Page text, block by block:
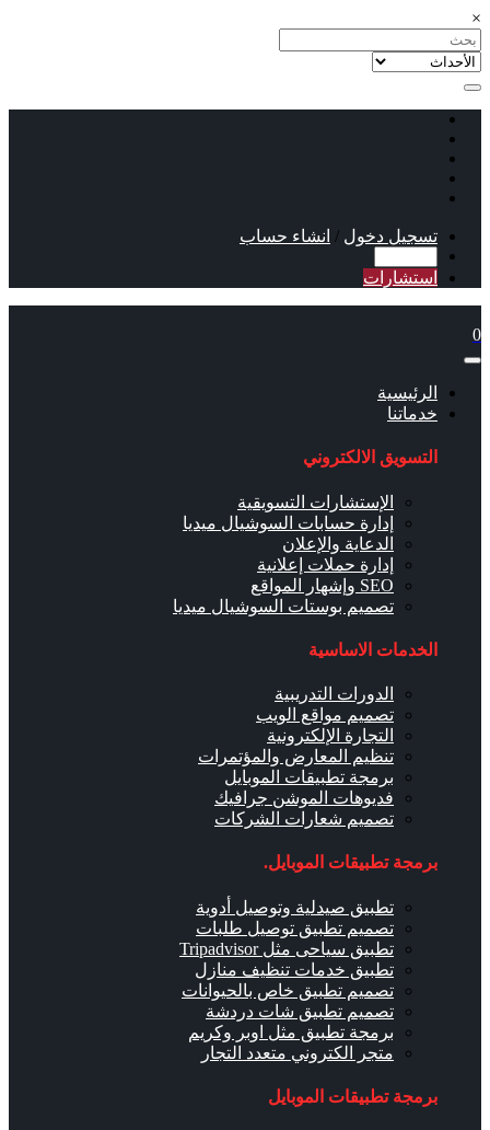
×
تسجيل دخول / انشاء حساب
استشارات
0
الرئيسية
خدماتنا
التسويق الالكتروني
الإستشارات التسويقية
إدارة حسابات السوشيال ميديا
الدعاية والإعلان
إدارة حملات إعلانية
SEO وإشهار المواقع
تصميم بوستات السوشيال ميديا
الخدمات الاساسية
الدورات التدريبية
تصميم مواقع الويب
التجارة الإلكترونية
تنظيم المعارض والمؤتمرات
برمجة تطبيقات الموبايل
فديوهات الموشن جرافيك
تصميم شعارات الشركات
برمجة تطبيقات الموبايل.
تطبيق صيدلية وتوصيل أدوية
تصميم تطبيق توصيل طلبات
تطبيق سياحى مثل Tripadvisor
تطبيق خدمات تنظيف منازل
تصميم تطبيق خاص بالحيوانات
تصميم تطبيق شات دردشة
برمجة تطبيق مثل اوبر وكريم
متجر الكتروني متعدد التجار
برمجة تطبيقات الموبايل